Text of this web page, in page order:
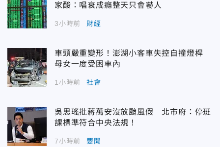
家酸：唱衰成癮整天只會嚇人
3小時前 財經
車頭嚴重變形！澎湖小客車失控自撞燈桿
母女一度受困車內
1小時前 社會
吳思瑤批蔣萬安沒放颱風假 北市府：停班
課標準符合中央法規！
7小時前 要聞